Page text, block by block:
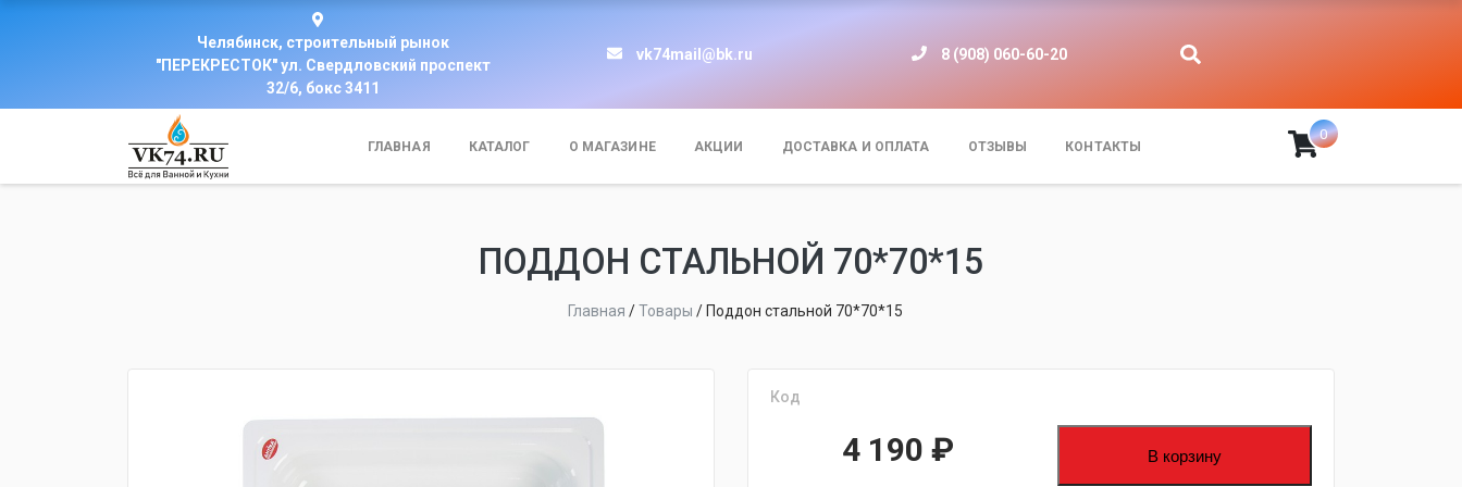
Челябинск, строительный рынок
"ПЕРЕКРЕСТОК" ул. Свердловский проспект
32/6, бокс 3411
vk74mail@bk.ru 8 (908) 060-60-20
ГЛАВНАЯ КАТАЛОГ О МАГАЗИНЕ АКЦИИ ДОСТАВКА И ОПЛАТА ОТЗЫВЫ КОНТАКТЫ
0
ПОДДОН СТАЛЬНОЙ 70*70*15
Главная /Товары / Поддон стальной 70*70*15
Код
4 190 ₽ В корзину